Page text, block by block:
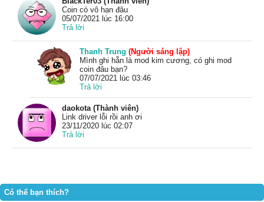
Coin có vô hạn đâu
05/07/2021 lúc 16:00
Trả lời
Thanh Trung (Người sáng lập)
Mình ghi hẵn là mod kim cương, có ghi mod
coin đâu bạn?
07/07/2021 lúc 03:46
Trả lời
daokota (Thành viên)
Link driver lỗi rồi anh ơi
23/11/2020 lúc 02:07
Trả lời
Có thể bạn thích?